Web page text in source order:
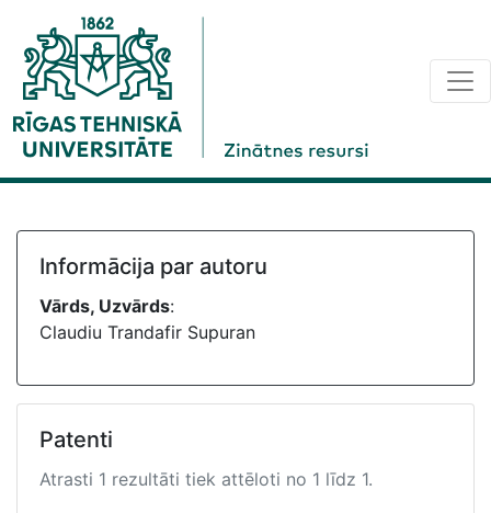
Informācija par autoru
Vārds, Uzvārds:
Claudiu Trandafir Supuran
Patenti
Atrasti 1 rezultāti tiek attēloti no 1 līdz 1.